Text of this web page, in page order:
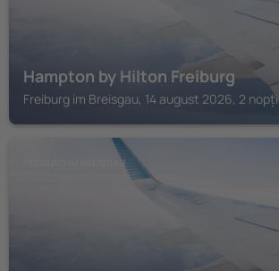
Hampton by Hilton Freiburg
Freiburg im Breisgau, 14 august 2026, 2 nopți
FREIBURG IM BREISGAU